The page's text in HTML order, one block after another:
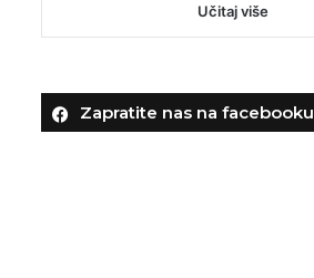
Učitaj više
Zapratite nas na facebooku